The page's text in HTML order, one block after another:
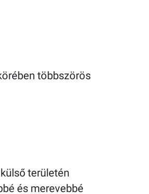
többszörös
területén
és merevebbé